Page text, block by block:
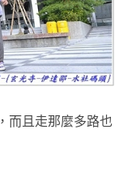
而且走那麼多路也